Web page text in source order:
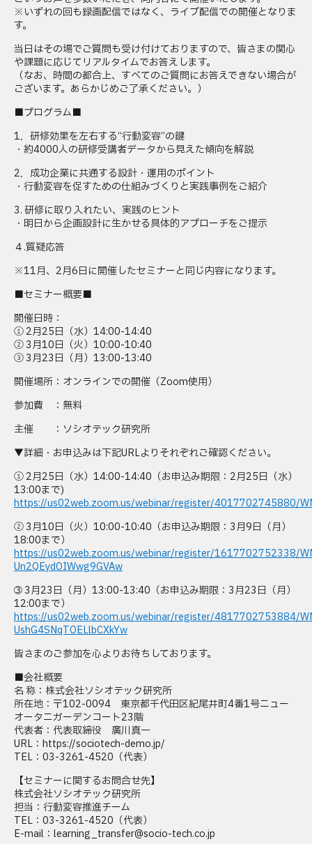
※いずれの回も録画配信ではなく、ライブ配信での開催となりま
す。
当日はその場でご質問も受け付けておりますので、皆さまの関心
や課題に応じてリアルタイムでお答えします。
（なお、時間の都合上、すべてのご質問にお答えできない場合が
ございます。あらかじめご了承ください。）
■プログラム■
1．研修効果を左右する“行動変容”の鍵
・約4000人の研修受講者データから見えた傾向を解説
2．成功企業に共通する設計・運用のポイント
・行動変容を促すための仕組みづくりと実践事例をご紹介
3. 研修に取り入れたい、実践のヒント
・明日から企画設計に生かせる具体的アプローチをご提示
４.質疑応答
※11月、2月6日に開催したセミナーと同じ内容になります。
■セミナー概要■
開催日時：
① 2月25日（水）14:00-14:40
② 3月10日（火）10:00-10:40
③ 3月23日（月）13:00-13:40
開催場所：オンラインでの開催（Zoom使用）
参加費 ：無料
主催 ：ソシオテック研究所
▼詳細・お申込みは下記URLよりそれぞれご確認ください。
① 2月25日（水）14:00-14:40（お申込み期限：2月25日（水）
13:00まで)
https://us02web.zoom.us/webinar/register/4017702745880/
② 3月10日（火）10:00-10:40（お申込み期限：3月9日（月）
18:00まで）
https://us02web.zoom.us/webinar/register/1617702752338/
Un2QEydOIWwg9GVAw
➂ 3月23日（月）13:00-13:40（お申込み期限：3月23日（月）
12:00まで）
https://us02web.zoom.us/webinar/register/4817702753884/
UshG4SNqTOELlbCXkYw
皆さまのご参加を心よりお待ちしております。
■会社概要
名 称：株式会社ソシオテック研究所
所在地：〒102-0094 東京都千代田区紀尾井町4番1号ニュー
オータニガーデンコート23階
代表者：代表取締役 廣川真一
URL：https://sociotech-demo.jp/
TEL：03-3261-4520（代表）
【セミナーに関するお問合せ先】
株式会社ソシオテック研究所
担当：行動変容推進チーム
TEL：03-3261-4520（代表）
E-mail：learning_transfer@socio-tech.co.jp